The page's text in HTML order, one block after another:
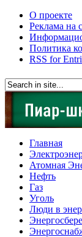
О проекте
Реклама на
Политика
RSS for
Главная
Атомная
Нефть
Газ
Уголь
Люди в